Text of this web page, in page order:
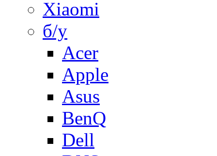
Xiaomi
б/у
Acer
Apple
Asus
BenQ
Dell